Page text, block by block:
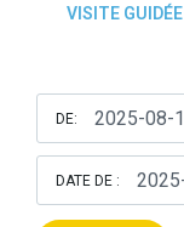
VISITE GUIDÉE
DE:
DATE DE :